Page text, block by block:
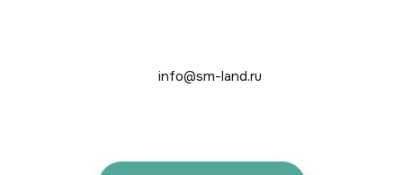
info@sm-land.ru